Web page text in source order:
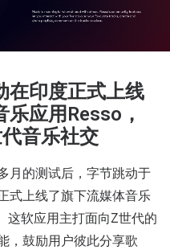
在印度正式上线
乐应用Resso，
音乐社交
月的测试后，字节跳动于
式上线了旗下流媒体音乐
这软应用主打面向Z世代的
，鼓励用户彼此分享歌